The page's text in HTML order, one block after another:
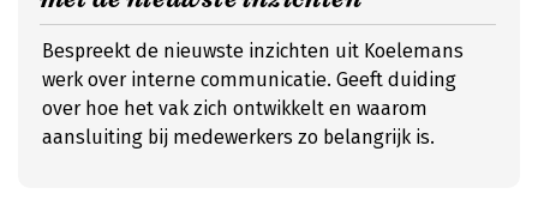
Bespreekt de nieuwste inzichten uit Koelemans
werk over interne communicatie. Geeft duiding
over hoe het vak zich ontwikkelt en waarom
aansluiting bij medewerkers zo belangrijk is.